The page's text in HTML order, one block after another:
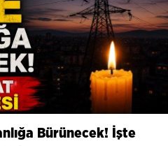
Bürünecek! İşte